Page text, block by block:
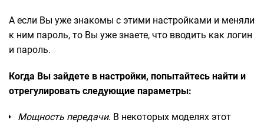
А если Вы уже знакомы с этими настройками и меняли
к ним пароль, то Вы уже знаете, что вводить как логин
и пароль.
Когда Вы зайдете в настройки, попытайтесь найти и
отрегулировать следующие параметры:
Мощность передачи. В некоторых моделях этот